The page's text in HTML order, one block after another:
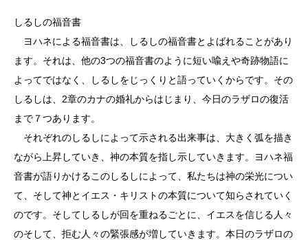
しるしの福音書
ヨハネによる福音書は、しるしの福音書とよばれることがあり
ます。それは、他の3つの福音書のように短い喩えや奇跡物語に
よってではなく、しるしをじっくりと語っていくからです。その
しるしは、2章のカナの婚礼からはじまり、今日のラザロの復活
まで７つあります。
それぞれのしるしによって示される出来事は、大きく弧を描き
ながら上昇していき、神の本質を指し示していきます。ヨハネ福
音書が語りかけるこのしるしによって、私たちは神の栄光につい
て、そして神とイエス・キリストの本質について知らされていく
のです。そしてしるしが回を重ねるごとに、イエスを信じる人々
のそして、拒む人々の緊張感が増していきます。本日のラザロの